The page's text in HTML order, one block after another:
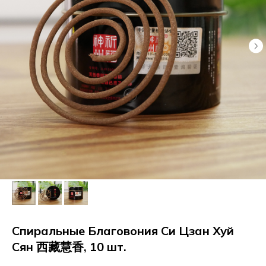
Спиральные Благовония Си Цзан Хуй
Сян 西藏慧香, 10 шт.